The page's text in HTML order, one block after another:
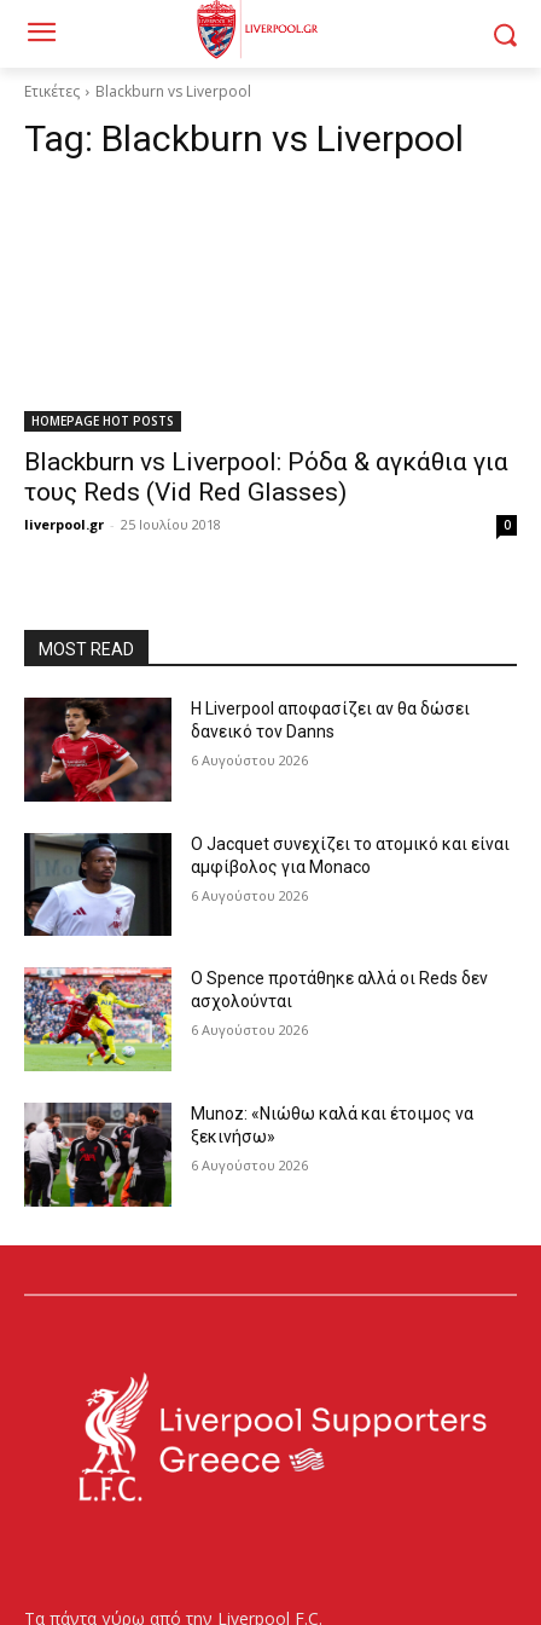
Ετικέτες Blackburn vs Liverpool
Tag: Blackburn vs Liverpool
HOMEPAGE HOT POSTS
Blackburn vs Liverpool: Ρόδα & αγκάθια για
τους Reds (Vid Red Glasses)
liverpool.gr - 25 Ιουλίου 2018 0
MOST READ
Η Liverpool αποφασίζει αν θα δώσει
δανεικό τον Danns
6 Αυγούστου 2026
Ο Jacquet συνεχίζει το ατομικό και είναι
αμφίβολος για Monaco
6 Αυγούστου 2026
Ο Spence προτάθηκε αλλά οι Reds δεν
ασχολούνται
6 Αυγούστου 2026
Munoz: «Νιώθω καλά και έτοιμος να
ξεκινήσω»
6 Αυγούστου 2026
Τα πάντα γύρω από την Liverpool F.C.